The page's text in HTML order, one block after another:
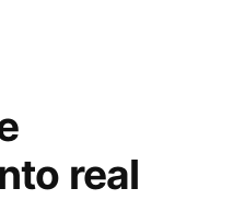
real